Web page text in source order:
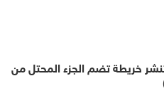
خريطة تضم الجزء المحتل من